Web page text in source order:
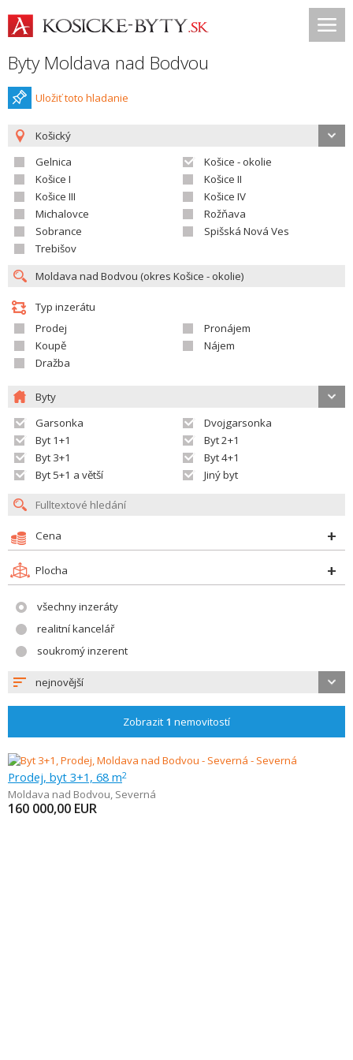
Byty Moldava nad Bodvou
Uložiť toto hladanie
Košický
Gelnica
Košice - okolie
Košice I
Košice II
Košice III
Košice IV
Michalovce
Rožňava
Sobrance
Spišská Nová Ves
Trebišov
Typ inzerátu
Prodej
Pronájem
Koupě
Nájem
Dražba
Byty
Garsonka
Dvojgarsonka
Byt 1+1
Byt 2+1
Byt 3+1
Byt 4+1
Byt 5+1 a větší
Jiný byt
Cena
Plocha
všechny inzeráty
realitní kancelář
soukromý inzerent
nejnovější
Zobrazit 1 nemovitostí
Prodej, byt 3+1, 68 m2
Moldava nad Bodvou, Severná
160 000,00 EUR